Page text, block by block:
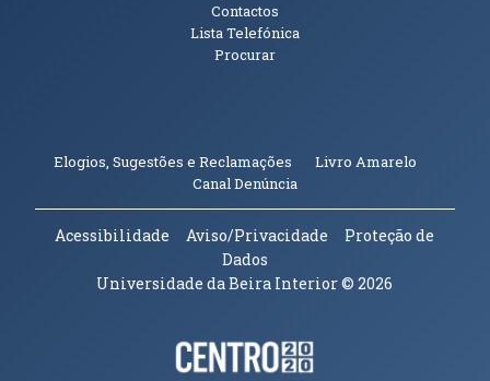
Contactos
Lista Telefónica
Procurar
Elogios, Sugestões e Reclamações Livro Amarelo
Canal Denúncia(abre em nova janela)
Acessibilidade Aviso/Privacidade
Proteção de
Dados
Universidade da Beira Interior© 2026
Parceiros e Financiadores